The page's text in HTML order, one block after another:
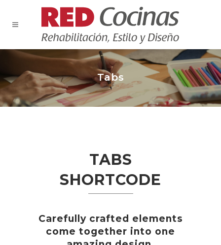
Tabs
TABS
SHORTCODE
Carefully crafted elements
come together into one